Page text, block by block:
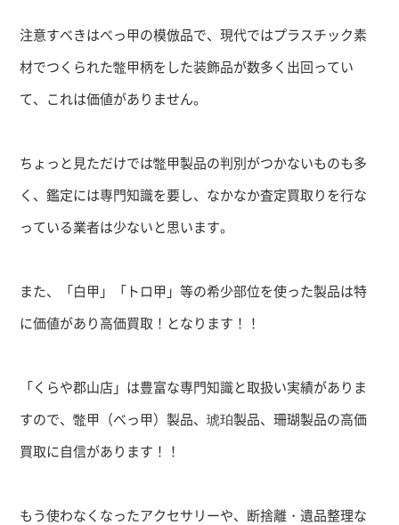
注意すべきはべっ甲の模倣品で、現代ではプラスチック素
材でつくられた鼈甲柄をした装飾品が数多く出回ってい
て、これは価値がありません。
ちょっと見ただけでは鼈甲製品の判別がつかないものも多
く、鑑定には専門知識を要し、なかなか査定買取りを行な
っている業者は少ないと思います。
また、「白甲」「トロ甲」等の希少部位を使った製品は特
に価値があり高価買取！となります！！
「くらや郡山店」は豊富な専門知識と取扱い実績がありま
すので、鼈甲（べっ甲）製品、琥珀製品、珊瑚製品の高価
買取に自信があります！！
もう使わなくなったアクセサリーや、断捨離・遺品整理な